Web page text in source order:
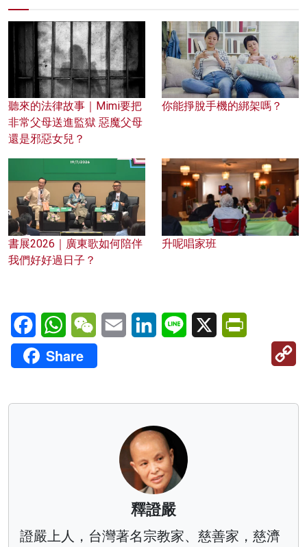
聽來的法律故事｜Mimi要把
非常父母送進監獄 惡魔父母
還是邪惡女兒？
你能掙脫手機的綁架嗎？
書展2026｜廣東歌如何陪伴
我們好好過日子？
升呢唱家班
FacebookWhatsAppWeChatEmail LinkedInLine X
Share
釋證嚴
證嚴上人，台灣著名宗教家、慈善家，慈濟